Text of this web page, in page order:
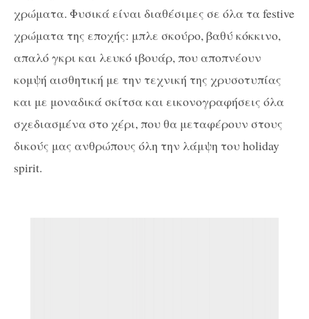
χρώματα. Φυσικά είναι διαθέσιμες σε όλα τα festive
χρώματα της εποχής: μπλε σκούρο, βαθύ κόκκινο,
απαλό γκρι και λευκό ιβουάρ, που αποπνέουν
κομψή αισθητική με την τεχνική της χρυσοτυπίας
και με μοναδικά σκίτσα και εικονογραφήσεις όλα
σχεδιασμένα στο χέρι, που θα μεταφέρουν στους
δικούς μας ανθρώπους όλη την λάμψη του holiday
spirit.